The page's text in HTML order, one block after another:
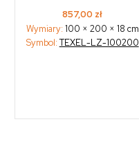
857,00 zł
Wymiary: 100 × 200 × 18 cm
Symbol:TEXEL-LZ-100200